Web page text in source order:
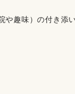
や趣味）の付き添